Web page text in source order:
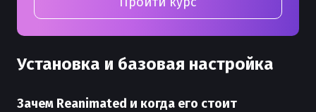
Установка и базовая настройка
Зачем Reanimated и когда его стоит